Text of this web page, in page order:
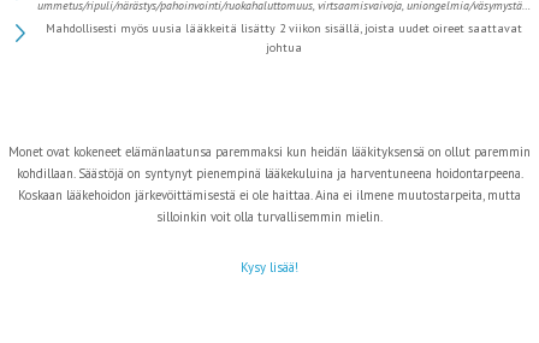
ummetus/ripuli/närästys/pahoinvointi/ruokahaluttomuus, virtsaamisvaivoja, uniongelmia/väsymystä…
Mahdollisesti myös uusia lääkkeitä lisätty 2 viikon sisällä, joista uudet oireet saattavat
johtua
Monet ovat kokeneet elämänlaatunsa paremmaksi kun heidän lääkityksensä on ollut paremmin
kohdillaan. Säästöjä on syntynyt pienempinä lääkekuluina ja harventuneena hoidontarpeena.
Koskaan lääkehoidon järkevöittämisestä ei ole haittaa. Aina ei ilmene muutostarpeita, mutta
silloinkin voit olla turvallisemmin mielin.
Kysy lisää!